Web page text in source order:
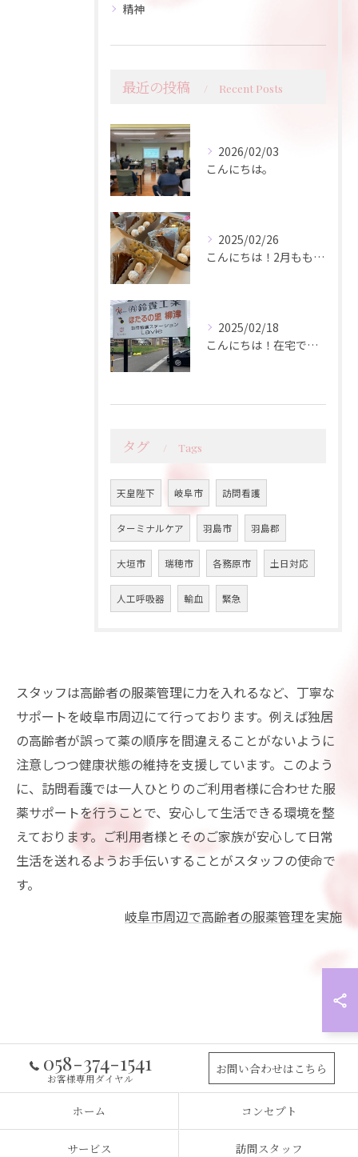
精神
最近の投稿 Recent Posts
2026/02/03
こんにちは。
2025/02/26
こんにちは！2月ももう終盤ですが、皆さんいかがお過ごしですか...
2025/02/18
こんにちは！在宅でのケアが必要な方にとって、訪問看護は心強い...
タグ Tags
天皇陛下 岐阜市 訪問看護
ターミナルケア 羽島市 羽島郡
大垣市 瑞穂市 各務原市 土日対応
人工呼吸器 輸血 緊急
スタッフは高齢者の服薬管理に力を入れるなど、丁寧な
サポートを岐阜市周辺にて行っております。例えば独居
の高齢者が誤って薬の順序を間違えることがないように
注意しつつ健康状態の維持を支援しています。このよう
に、訪問看護では一人ひとりのご利用者様に合わせた服
薬サポートを行うことで、安心して生活できる環境を整
えております。ご利用者様とそのご家族が安心して日常
生活を送れるようお手伝いすることがスタッフの使命で
す。
岐阜市周辺で高齢者の服薬管理を実施
058-374-1541
お客様専用ダイヤル
お問い合わせはこちら
ホーム コンセプト
サービス 訪問スタッフ